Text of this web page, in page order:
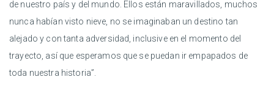
de nuestro país y del mundo. Ellos están maravillados, muchos
nunca habían visto nieve, no se imaginaban un destino tan
alejado y con tanta adversidad, inclusive en el momento del
trayecto, así que esperamos que se puedan ir empapados de
toda nuestra historia”.